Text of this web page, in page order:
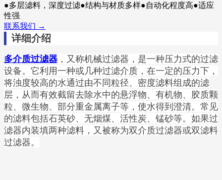
●多层滤料，深度过滤●结构与材质多样●自动化程度高●适应
性强
联系我们 →
详细介绍
多介质过滤器 ，又称机械过滤器，是一种压力式的过滤
设备。它利用一种或几种过滤介质，在一定的压力下，
将浊度较高的水通过由不同粒径、密度滤料组成的滤
层，从而有效截留去除水中的悬浮物、有机物、胶质颗
粒、微生物、部分重金属离子等，使水得到澄清。常见
的滤料包括石英砂、无烟煤、活性炭、锰砂等。如果过
滤器内装填两种滤料，又被称为双介质过滤器或双滤料
过滤器。